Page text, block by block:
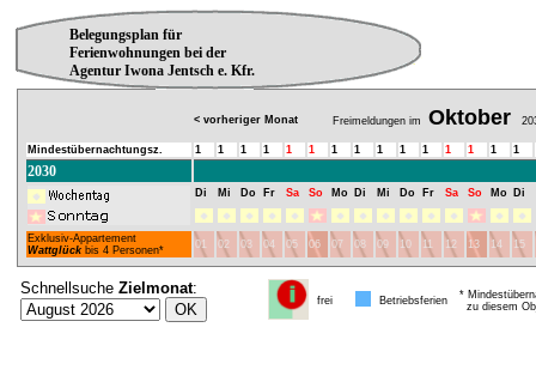
Belegungsplan für
Ferienwohnungen bei der
Agentur Iwona Jentsch e. Kfr.
< vorheriger Monat Freimeldungen im Oktober
Mindestübernachtungsz. 1 1 1 1 1 1 1 1 1 1 1 1 1 1 1
2030
Di Mi Do Fr Sa So Mo Di Mi Do Fr Sa So Mo Di
Exklusiv-Appartement
Wattglück bis 4 Personen* 01 02 03 04 05 06 07 08 09 10 11 12 13 14 15
Schnellsuche Zielmonat:
frei Betriebsferien
*
zu diesem